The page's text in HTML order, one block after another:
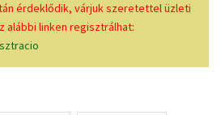
érdeklődik, várjuk szeretettel üzleti
alábbi linken regisztrálhat: